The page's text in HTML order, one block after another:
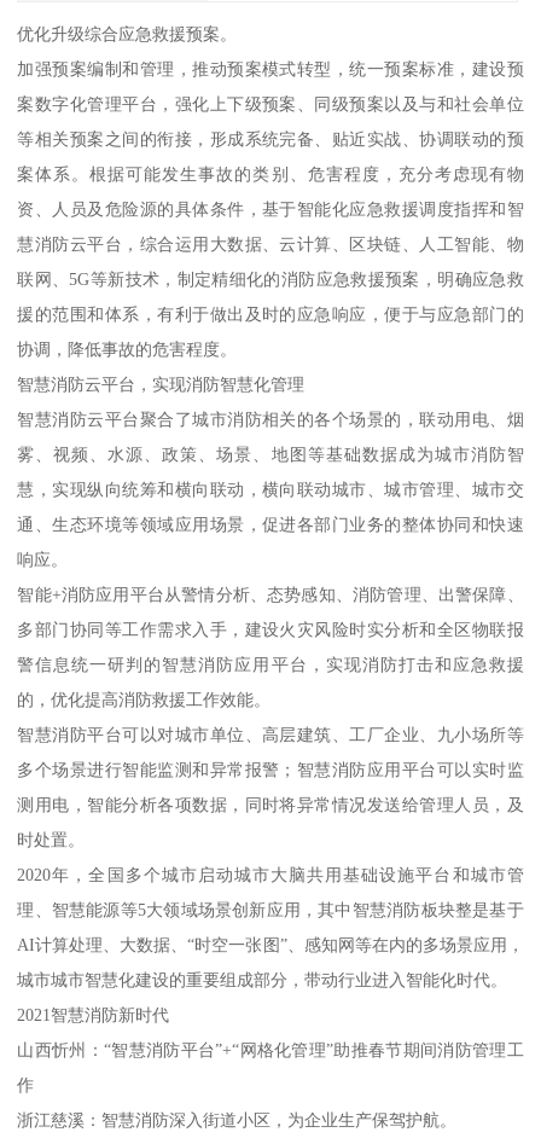
优化升级综合应急救援预案。
加强预案编制和管理，推动预案模式转型，统一预案标准，建设预
案数字化管理平台，强化上下级预案、同级预案以及与和社会单位
等相关预案之间的衔接，形成系统完备、贴近实战、协调联动的预
案体系。根据可能发生事故的类别、危害程度，充分考虑现有物
资、人员及危险源的具体条件，基于智能化应急救援调度指挥和智
慧消防云平台，综合运用大数据、云计算、区块链、人工智能、物
联网、5G等新技术，制定精细化的消防应急救援预案，明确应急救
援的范围和体系，有利于做出及时的应急响应，便于与应急部门的
协调，降低事故的危害程度。
智慧消防云平台，实现消防智慧化管理
智慧消防云平台聚合了城市消防相关的各个场景的，联动用电、烟
雾、视频、水源、政策、场景、地图等基础数据成为城市消防智
慧，实现纵向统筹和横向联动，横向联动城市、城市管理、城市交
通、生态环境等领域应用场景，促进各部门业务的整体协同和快速
响应。
智能+消防应用平台从警情分析、态势感知、消防管理、出警保障、
多部门协同等工作需求入手，建设火灾风险时实分析和全区物联报
警信息统一研判的智慧消防应用平台，实现消防打击和应急救援
的，优化提高消防救援工作效能。
智慧消防平台可以对城市单位、高层建筑、工厂企业、九小场所等
多个场景进行智能监测和异常报警；智慧消防应用平台可以实时监
测用电，智能分析各项数据，同时将异常情况发送给管理人员，及
时处置。
2020年，全国多个城市启动城市大脑共用基础设施平台和城市管
理、智慧能源等5大领域场景创新应用，其中智慧消防板块整是基于
AI计算处理、大数据、“时空一张图”、感知网等在内的多场景应用，
城市城市智慧化建设的重要组成部分，带动行业进入智能化时代。
2021智慧消防新时代
山西忻州：“智慧消防平台”+“网格化管理”助推春节期间消防管理工
作
浙江慈溪：智慧消防深入街道小区，为企业生产保驾护航。